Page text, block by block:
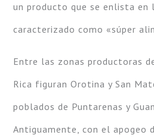
un producto que se enlista en
caracterizado como «súper
Entre las zonas productoras
Rica figuran Orotina y San
poblados de Puntarenas y
Antiguamente, con el apogeo